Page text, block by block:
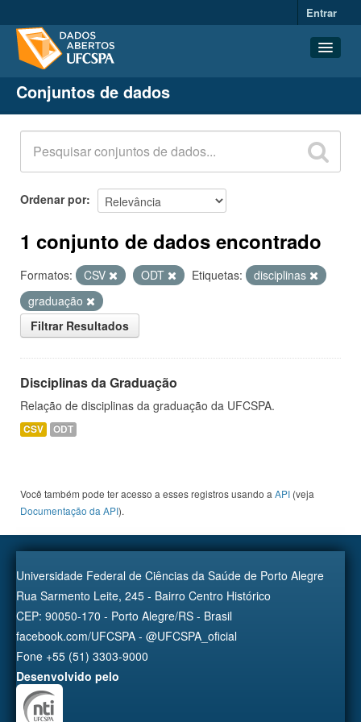
Entrar
Conjuntos de dados
Organizações
Grupos
Sobre
Conjuntos de dados
Ordenar por
1 conjunto de dados encontrado
Formatos: CSV ODT Etiquetas:
disciplinas
graduação
Filtrar Resultados
Disciplinas da Graduação
Relação de disciplinas da graduação da UFCSPA.
CSV ODT
Você também pode ter acesso a esses registros usando a API (veja
Documentação da API).
Universidade Federal de Ciências da Saúde de Porto Alegre
Rua Sarmento Leite, 245 - Bairro Centro Histórico
CEP: 90050-170 - Porto Alegre/RS - Brasil
facebook.com/UFCSPA - @UFCSPA_oficial
Fone +55 (51) 3303-9000
Desenvolvido pelo